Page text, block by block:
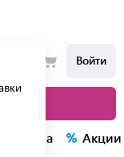
Войти
Акции